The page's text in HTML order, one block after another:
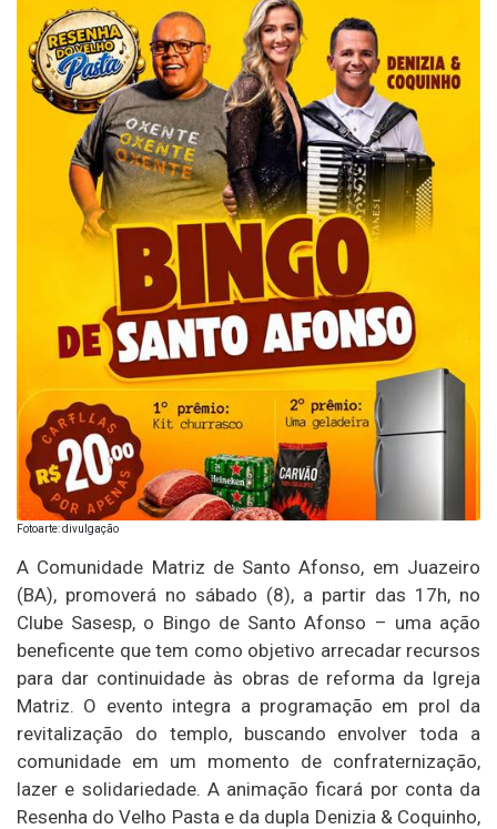
Fotoarte: divulgação
A Comunidade Matriz de Santo Afonso, em Juazeiro
(BA), promoverá no sábado (8), a partir das 17h, no
Clube Sasesp, o Bingo de Santo Afonso – uma ação
beneficente que tem como objetivo arrecadar recursos
para dar continuidade às obras de reforma da Igreja
Matriz. O evento integra a programação em prol da
revitalização do templo, buscando envolver toda a
comunidade em um momento de confraternização,
lazer e solidariedade. A animação ficará por conta da
Resenha do Velho Pasta e da dupla Denizia & Coquinho,